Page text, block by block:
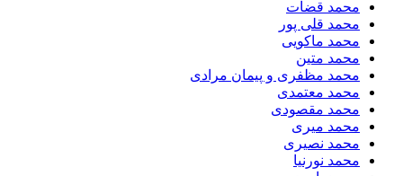
محمد قضات
محمد قلی پور
محمد ماکویی
محمد متین
محمد مظفری و پیمان مرادی
محمد معتمدی
محمد مقصودی
محمد میری
محمد نصیری
محمد نورنیا